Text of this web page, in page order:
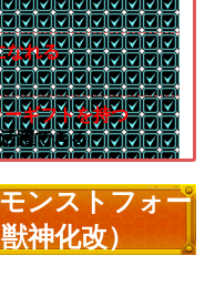
なれる
ギフトを持つ
躍できる
ンストフォー
神化改）